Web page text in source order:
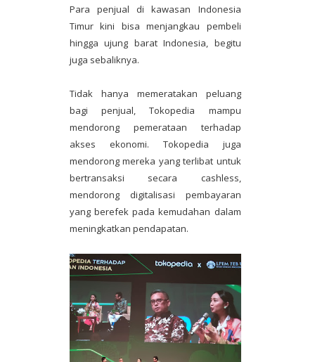
Para penjual di kawasan Indonesia
Timur kini bisa menjangkau pembeli
hingga ujung barat Indonesia, begitu
juga sebaliknya.
Tidak hanya memeratakan peluang
bagi penjual, Tokopedia mampu
mendorong pemerataan terhadap
akses ekonomi. Tokopedia juga
mendorong mereka yang terlibat untuk
bertransaksi secara cashless,
mendorong digitalisasi pembayaran
yang berefek pada kemudahan dalam
meningkatkan pendapatan.